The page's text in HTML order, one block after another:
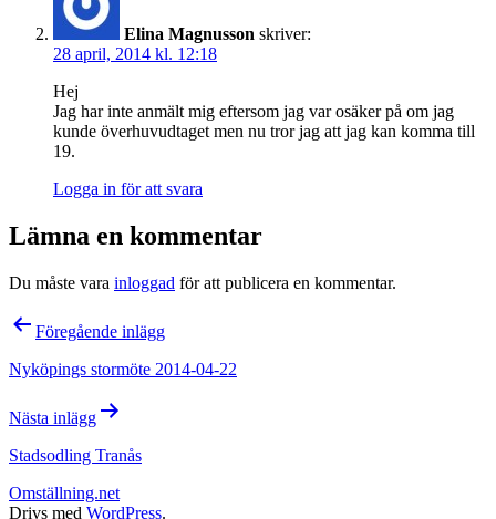
Elina Magnusson skriver:
28 april, 2014 kl. 12:18
Hej
Jag har inte anmält mig eftersom jag var osäker på om jag
kunde överhuvudtaget men nu tror jag att jag kan komma till
19.
Logga in för att svara
Lämna en kommentar
Du måste vara inloggad för att publicera en kommentar.
Inläggsnavigering
Föregående inlägg
Nyköpings stormöte 2014-04-22
Nästa inlägg
Stadsodling Tranås
Omställning.net
Drivs med WordPress.